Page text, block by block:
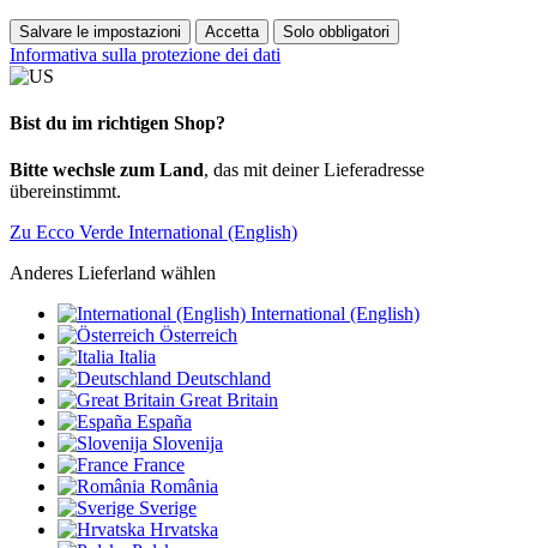
Salvare le impostazioni Accetta Solo obbligatori
Informativa sulla protezione dei dati
Bist du im richtigen Shop?
Bitte wechsle zum Land, das mit deiner Lieferadresse
übereinstimmt.
Zu Ecco Verde International (English)
Anderes Lieferland wählen
International (English)
Österreich
Italia
Deutschland
Great Britain
España
Slovenija
France
România
Sverige
Hrvatska